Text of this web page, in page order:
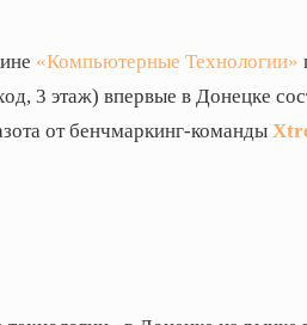
«Компьютерные Технологии»
3 этаж) впервые в Донецке
от бенчмаркинг-команды